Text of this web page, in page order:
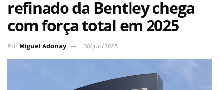
refinado da Bentley chega
com força total em 2025
Por Miguel Adonay 30/jun/2025